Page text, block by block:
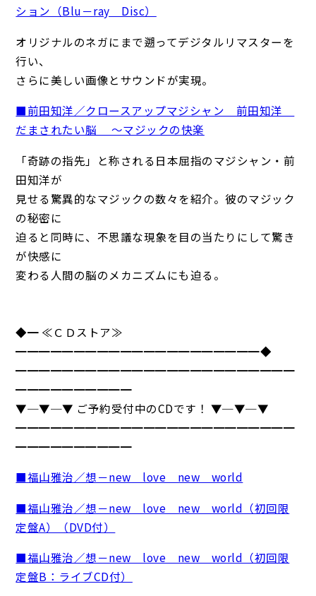
ション（Blu－ray Disc）
オリジナルのネガにまで遡ってデジタルリマスターを
行い、
さらに美しい画像とサウンドが実現。
■前田知洋／クロースアップマジシャン 前田知洋
だまされたい脳 ～マジックの快楽
「奇跡の指先」と称される日本屈指のマジシャン・前
田知洋が
見せる驚異的なマジックの数々を紹介。彼のマジック
の秘密に
迫ると同時に、不思議な現象を目の当たりにして驚き
が快感に
変わる人間の脳のメカニズムにも迫る。
◆━ ≪ＣＤストア≫
━━━━━━━━━━━━━━━━━━━━━◆
━━━━━━━━━━━━━━━━━━━━━━━━
━━━━━━━━━━
▼─▼─▼ ご予約受付中のCDです！ ▼─▼─▼
━━━━━━━━━━━━━━━━━━━━━━━━
━━━━━━━━━━
■福山雅治／想－new love new world
■福山雅治／想－new love new world（初回限
定盤A）（DVD付）
■福山雅治／想－new love new world（初回限
定盤B：ライブCD付）